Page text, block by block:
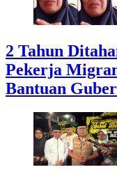
2 Tahun
Pekerja
Bantuan